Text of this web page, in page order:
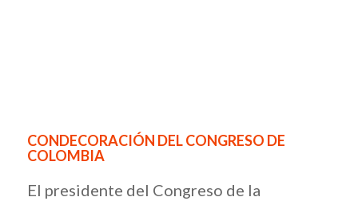
CONDECORACIÓN DEL CONGRESO DE
COLOMBIA
El presidente del Congreso de la